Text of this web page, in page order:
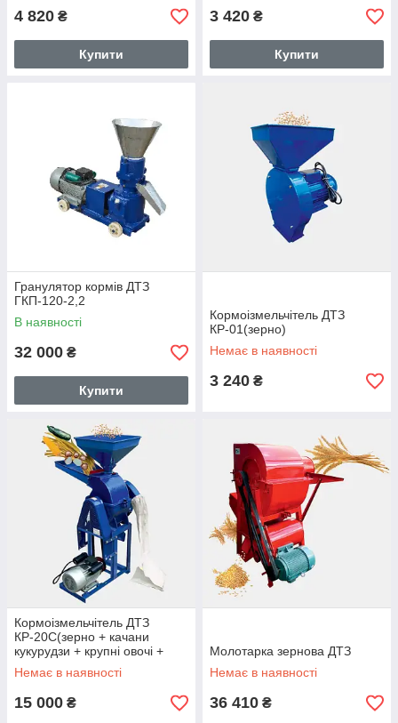
4 820 ₴
Купити
3 420 ₴
Купити
Гранулятор кормів ДТЗ
ГКП-120-2,2
В наявності
32 000 ₴
Купити
Кормоізмельчітель ДТЗ
КР-01(зерно)
Немає в наявності
3 240 ₴
Кормоізмельчітель ДТЗ
КР-20C(зерно + качани
кукурудзи + крупні овочі +
фрукти+стебла)
Немає в наявності
15 000 ₴
Молотарка зернова ДТЗ
Немає в наявності
36 410 ₴